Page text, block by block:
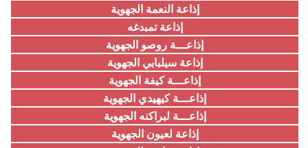
إذاعة النعمة الجهوية
إذاعة تمبدغه
إذاعـــة روصو الجهوية
إذاعة سيلبابي الجهوية
إذاعـــة كيفة الجهوية
إذاعـــة كيهيدي الجهوية
إذاعـــة لبراكنه الجهوية
إذاعة لعيون الجهوية